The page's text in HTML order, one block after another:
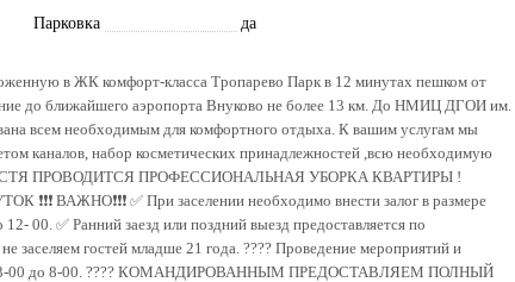
Парковка да
в ЖК комфорт-класса Тропарево Парк в 12 минутах пешком от
до ближайшего аэропорта Внуково не более 13 км. До НМИЦ ДГОИ им.
всем необходимым для комфортного отдыха. К вашим услугам мы
каналов, набор косметических принадлежностей ,всю необходимую
ПРОВОДИТСЯ ПРОФЕССИОНАЛЬНАЯ УБОРКА КВАРТИРЫ !
✅ При заселении необходимо внести залог в размере
00. ✅ Ранний заезд или поздний выезд предоставляется по
заселяем гостей младше 21 года. ???? Проведение мероприятий и
с 23-00 до 8-00. ???? КОМАНДИРОВАННЫМ ПРЕДОСТАВЛЯЕМ ПОЛНЫЙ